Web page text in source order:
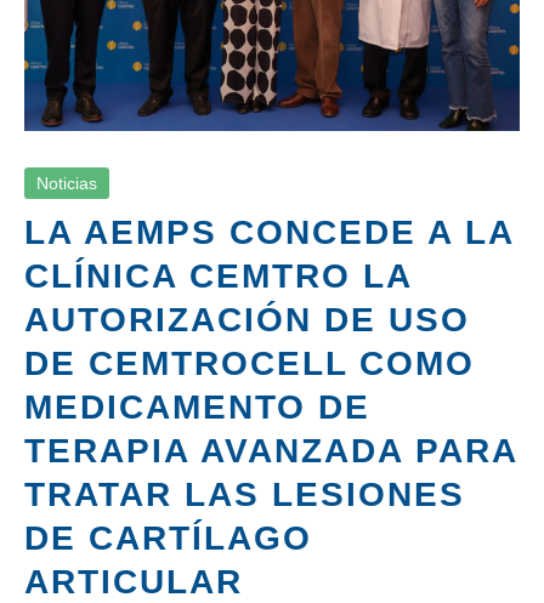
las lesiones de cartílago articular
Noticias
Noticias
LA AEMPS CONCEDE A LA
CLÍNICA CEMTRO LA
AUTORIZACIÓN DE USO
DE CEMTROCELL COMO
MEDICAMENTO DE
TERAPIA AVANZADA PARA
TRATAR LAS LESIONES
DE CARTÍLAGO
ARTICULAR